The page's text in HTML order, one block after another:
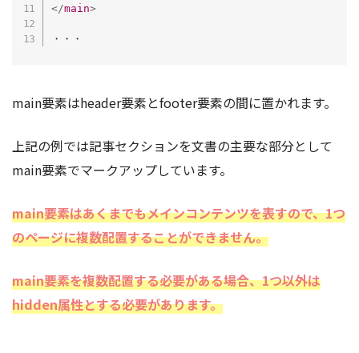
</main>
・・・
main要素はheader要素とfooter要素の間に置かれます。
上記の例では記事セクションを文書の主要な部分として
main要素でマークアップしています。
main要素はあくまでもメインコンテンツを表すので、1つ
のページに複数配置することができません。
main要素を複数配置する必要がある場合、1つ以外は
hidden属性とする必要があります。